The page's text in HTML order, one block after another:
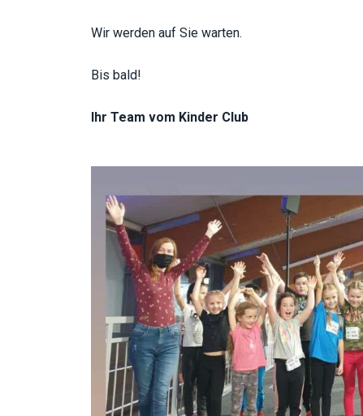
Wir werden auf Sie warten.
Bis bald!
Ihr Team vom Kinder Club